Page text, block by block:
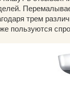
трем
пользуются